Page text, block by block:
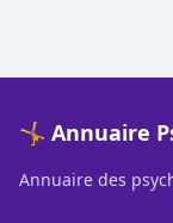
🤸 Annuaire
Annuaire des